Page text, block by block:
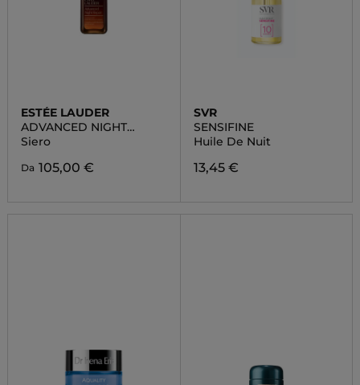
ESTÉE LAUDER
ADVANCED NIGHT
REPAIR
Siero
Da 105,00 €
SVR
SENSIFINE
Huile De Nuit
13,45 €